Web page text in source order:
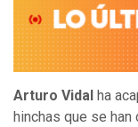
Arturo Vidal ha
hinchas que se